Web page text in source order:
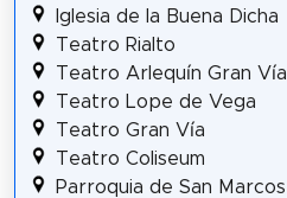
Iglesia de la Buena Dicha
Teatro Rialto
Teatro Arlequín Gran Vía
Teatro Lope de Vega
Teatro Gran Vía
Teatro Coliseum
Parroquia de San Marcos